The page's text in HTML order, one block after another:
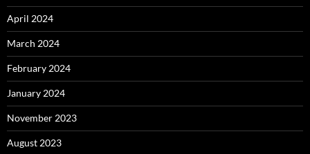
April 2024
March 2024
February 2024
January 2024
November 2023
August 2023